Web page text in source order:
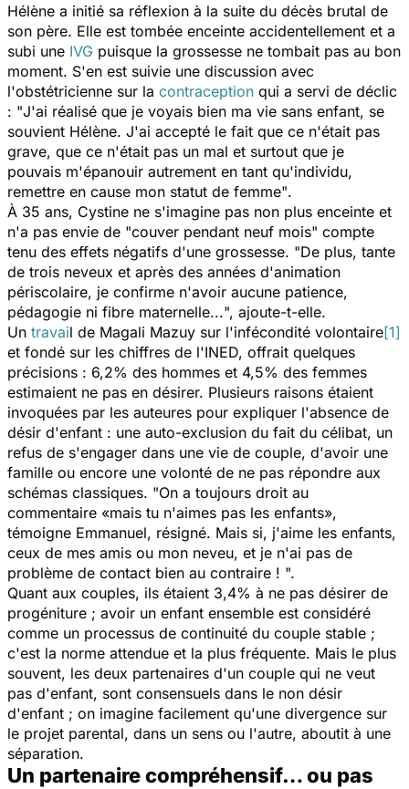
Hélène a initié sa réflexion à la suite du décès brutal de
son père. Elle est tombée enceinte accidentellement et a
subi une IVG puisque la grossesse ne tombait pas au bon
moment. S'en est suivie une discussion avec
l'obstétricienne sur la contraception qui a servi de déclic
: "J'ai réalisé que je voyais bien ma vie sans enfant, se
souvient Hélène. J'ai accepté le fait que ce n'était pas
grave, que ce n'était pas un mal et surtout que je
pouvais m'épanouir autrement en tant qu'individu,
remettre en cause mon statut de femme".
À 35 ans, Cystine ne s'imagine pas non plus enceinte et
n'a pas envie de "couver pendant neuf mois" compte
tenu des effets négatifs d'une grossesse. "De plus, tante
de trois neveux et après des années d'animation
périscolaire, je confirme n'avoir aucune patience,
pédagogie ni fibre maternelle...", ajoute-t-elle.
Un travail de Magali Mazuy sur l'infécondité volontaire[1]
et fondé sur les chiffres de l'INED, offrait quelques
précisions : 6,2% des hommes et 4,5% des femmes
estimaient ne pas en désirer. Plusieurs raisons étaient
invoquées par les auteures pour expliquer l'absence de
désir d'enfant : une auto-exclusion du fait du célibat, un
refus de s'engager dans une vie de couple, d'avoir une
famille ou encore une volonté de ne pas répondre aux
schémas classiques. "On a toujours droit au
commentaire «mais tu n'aimes pas les enfants»,
témoigne Emmanuel, résigné. Mais si, j'aime les enfants,
ceux de mes amis ou mon neveu, et je n'ai pas de
problème de contact bien au contraire ! ".
Quant aux couples, ils étaient 3,4% à ne pas désirer de
progéniture ; avoir un enfant ensemble est considéré
comme un processus de continuité du couple stable ;
c'est la norme attendue et la plus fréquente. Mais le plus
souvent, les deux partenaires d'un couple qui ne veut
pas d'enfant, sont consensuels dans le non désir
d'enfant ; on imagine facilement qu'une divergence sur
le projet parental, dans un sens ou l'autre, aboutit à une
séparation.
Un partenaire compréhensif… ou pas